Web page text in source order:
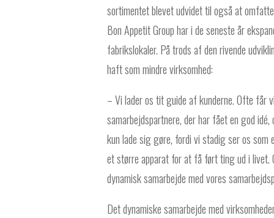
sortimentet blevet udvidet til også at
Bon Appetit Group har i de seneste år
fabrikslokaler. På trods af den rivende
haft som mindre virksomhed:
– Vi lader os tit guide af kunderne. Ofte får
samarbejdspartnere, der har fået en god
kun lade sig gøre, fordi vi stadig ser os som
et større apparat for at få ført ting ud i
dynamisk samarbejde med vores
Det dynamiske samarbejde med